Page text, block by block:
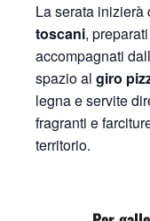
La serata inizierà
toscani,
accompagnati
spazio al giro
legna e servite
fragranti e
territorio.